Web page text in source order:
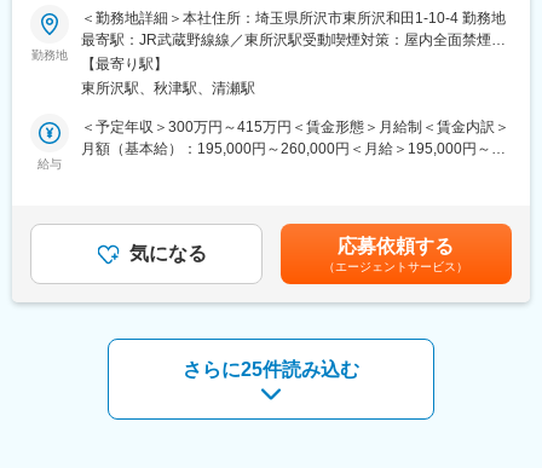
変更の範囲：会社の定める業務
専門診療機関です。
■働き方：
・平均残業は月10時間程度となります
く偏りがないシフト設定を心がけています。
・一人暮らし（世帯主）の場合は家賃補助など福利厚生充実
え、ご家族に寄り添った最善の獣医療を提供します」を病院の基
本理念とし、
受付は事務的な業務だけではなく、ご家族に寄り添うコンシェル
ジュのような病院の顔としての役割もある、やりがいのあるお仕
当財団は埼玉県所沢市の地に、動物の夜間救急診療および獣医師
からの依頼のみを受け専門診療を実施する、今までにない形態の
■オススメポイント：
◎東所沢駅から徒歩3分程度！転勤も無く、長期的に就業しやすい
環境です！
◎今年だけでもdodaで複数名の決定実績あり！是非ご応募くださ
い！
経験も重要ですが、お人柄を最も重視して採用活動をしていま
考えています。面接時に今まで取り組まれてきた仕事のスタンス
などをお話しください。
務の職種からご提案いたします。当法人自体に魅力を感じている
方や自分の適性の職種に悩んでいる方を歓迎します。是非ご応募
■事業概要
勤務地
＜勤務地詳細＞本社住所：埼玉県所沢市東所沢和田1-10-4 勤務地
最寄駅：JR武蔵野線線／東所沢駅受動喫煙対策：屋内全面禁煙変
更の範囲：会社の定める事業所
【最寄り駅】
東所沢駅、秋津駅、清瀬駅
給与
＜予定年収＞300万円～415万円＜賃金形態＞月給制＜賃金内訳＞
月額（基本給）：195,000円～260,000円＜月給＞195,000円～
可能性があります。月給(月額)は固定手当を含めた表記です。
気になる 応募依頼する
（エージェントサービス）
さらに25件読み込む